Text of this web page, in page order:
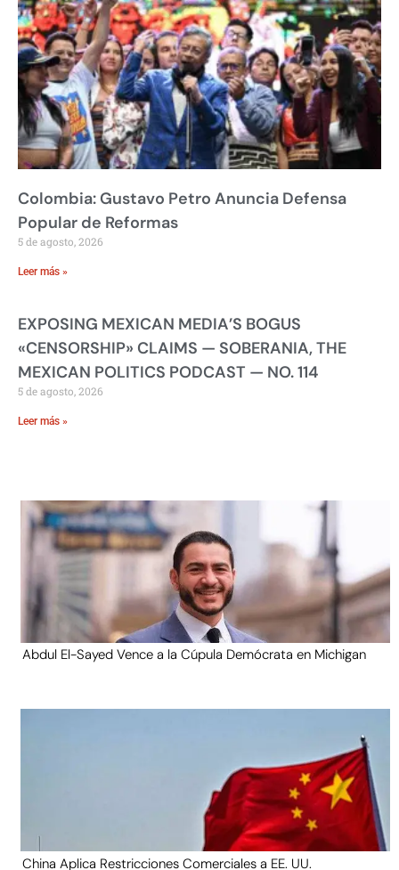
Colombia: Gustavo Petro Anuncia Defensa
Popular de Reformas
5 de agosto, 2026
Leer más »
EXPOSING MEXICAN MEDIA’S BOGUS
«CENSORSHIP» CLAIMS — SOBERANIA, THE
MEXICAN POLITICS PODCAST — NO. 114
5 de agosto, 2026
Leer más »
Abdul El-Sayed Vence a la Cúpula Demócrata en Michigan
China Aplica Restricciones Comerciales a EE. UU.